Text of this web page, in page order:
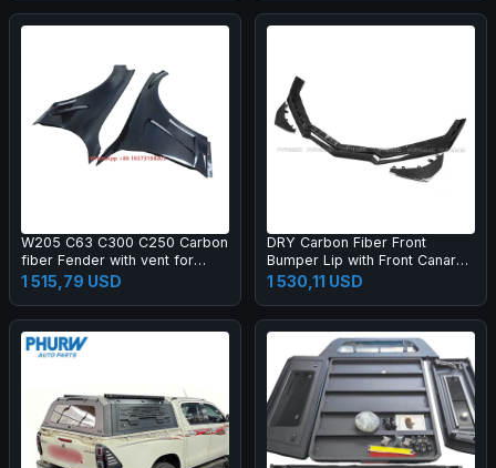
W205 C63 C300 C250 Carbon
fiber Fender with vent for
W205 2015-2021
1 515,79 USD
DRY Carbon Fiber Front
Bumper Lip with Front Canards
for Corvette C8 Z06 Coupe 2-
Door 2023 Front Lip
1 530,11 USD